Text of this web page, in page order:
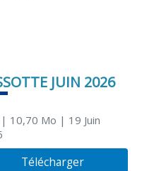
JUIN 2026
10,70 Mo | 19 Juin
Télécharger